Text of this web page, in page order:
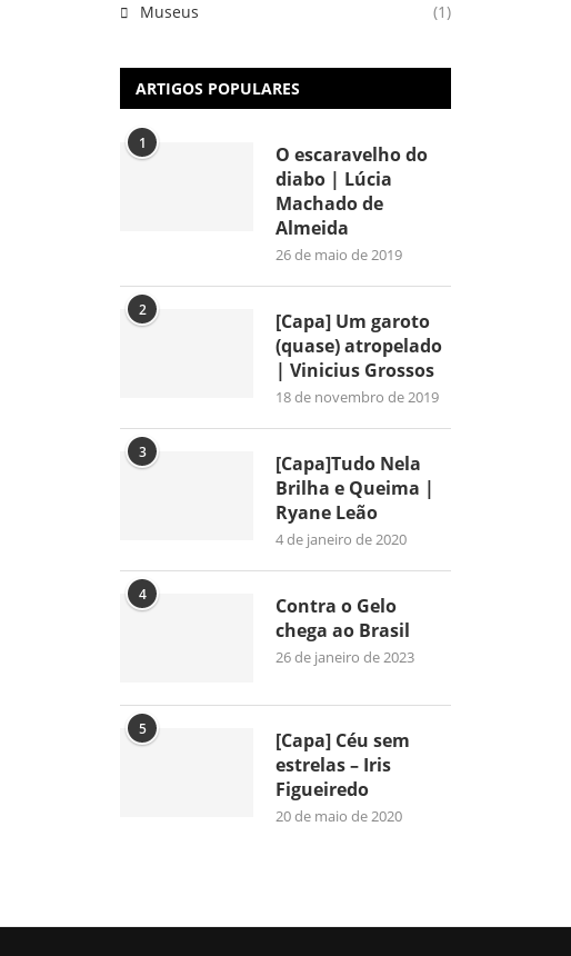
Museus (1)
ARTIGOS POPULARES
1
O escaravelho do
diabo | Lúcia
Machado de
Almeida
26 de maio de 2019
2
[Capa] Um garoto
(quase) atropelado
| Vinicius Grossos
18 de novembro de 2019
3
[Capa]Tudo Nela
Brilha e Queima |
Ryane Leão
4 de janeiro de 2020
4
Contra o Gelo
chega ao Brasil
26 de janeiro de 2023
5
[Capa] Céu sem
estrelas – Iris
Figueiredo
20 de maio de 2020